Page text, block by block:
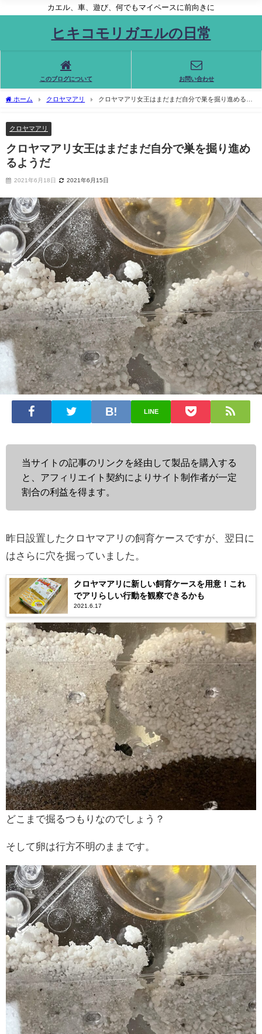
カエル、車、遊び、何でもマイペースに前向きに
ヒキコモリガエルの日常
このブログについて お問い合わせ
ホーム クロヤマアリ
クロヤマアリ女王はまだまだ自分で巣を掘り進めるよ
クロヤマアリ
クロヤマアリ女王はまだまだ自分で巣を掘り進め
るようだ
2021年6月18日 2021年6月15日
LINE
当サイトの記事のリンクを経由して製品を購入する
と、アフィリエイト契約によりサイト制作者が一定
割合の利益を得ます。
昨日設置したクロヤマアリの飼育ケースですが、翌日に
はさらに穴を掘っていました。
クロヤマアリに新しい飼育ケースを用意！これ
でアリらしい行動を観察できるかも
2021.6.17
どこまで掘るつもりなのでしょう？
そして卵は行方不明のままです。